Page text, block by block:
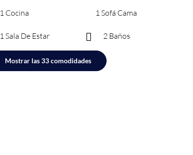
1 Cocina
1 Sala De Estar
1 Sofá Cama
2 Baños
Mostrar las 33 comodidades